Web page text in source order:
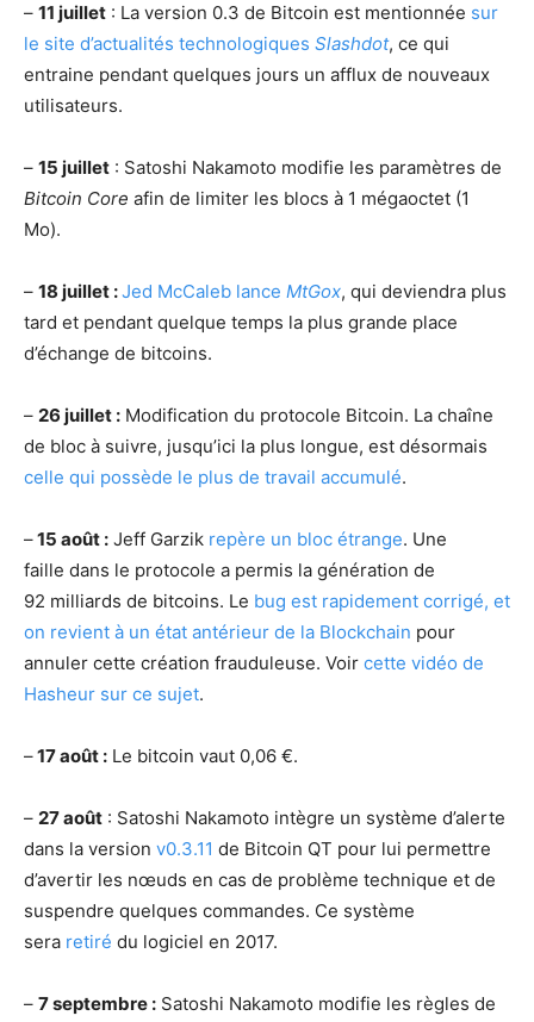
– 11 juillet : La version 0.3 de Bitcoin est mentionnée sur
le site d’actualités technologiques Slashdot, ce qui
entraine pendant quelques jours un afflux de nouveaux
utilisateurs.
– 15 juillet : Satoshi Nakamoto modifie les paramètres de
Bitcoin Core afin de limiter les blocs à 1 mégaoctet (1
Mo).
– 18 juillet :Jed McCaleb lance MtGox, qui deviendra plus
tard et pendant quelque temps la plus grande place
d’échange de bitcoins.
– 26 juillet : Modification du protocole Bitcoin. La chaîne
de bloc à suivre, jusqu’ici la plus longue, est désormais
celle qui possède le plus de travail accumulé.
–15 août : Jeff Garzik repère un bloc étrange. Une
faille dans le protocole a permis la génération de
92 milliards de bitcoins. Le bug est rapidement corrigé, et
on revient à un état antérieur de la Blockchain pour
annuler cette création frauduleuse. Voir cette vidéo de
Hasheur sur ce sujet.
–17 août : Le bitcoin vaut 0,06 €.
– 27 août : Satoshi Nakamoto intègre un système d’alerte
dans la version v0.3.11 de Bitcoin QT pour lui permettre
d’avertir les nœuds en cas de problème technique et de
suspendre quelques commandes. Ce système
sera retiré du logiciel en 2017.
– 7 septembre : Satoshi Nakamoto modifie les règles de